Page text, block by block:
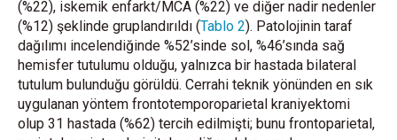
(%22), iskemik enfarkt/MCA (%22) ve diğer nadir nedenler
(%12) şeklinde gruplandırıldı (Tablo 2). Patolojinin taraf
dağılımı incelendiğinde %52’sinde sol, %46’sında sağ
hemisfer tutulumu olduğu, yalnızca bir hastada bilateral
tutulum bulunduğu görüldü. Cerrahi teknik yönünden en sık
uygulanan yöntem frontotemporoparietal kraniyektomi
olup 31 hastada (%62) tercih edilmişti; bunu frontoparietal,